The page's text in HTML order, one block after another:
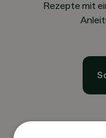
Rezepte mit